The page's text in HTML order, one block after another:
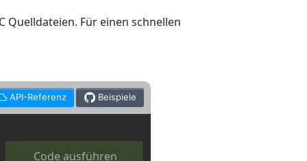
Quelldateien. Für einen schnellen
API-Referenz Beispiele
Code ausführen